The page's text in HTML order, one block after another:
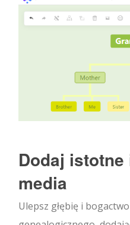
Dodaj
media
Ulepsz głębię i